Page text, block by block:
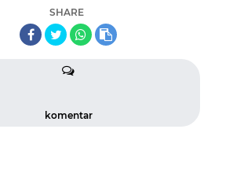
SHARE
komentar